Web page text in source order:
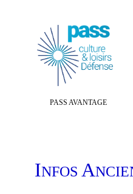
PASS AVANTAGE
INFOS A